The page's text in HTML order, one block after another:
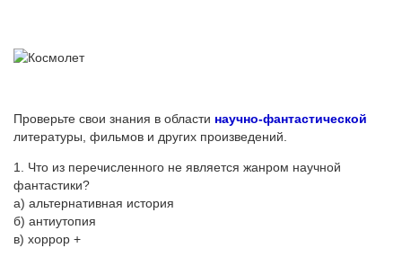
Проверьте свои знания в области научно-фантастической
литературы, фильмов и других произведений.
1. Что из перечисленного не является жанром научной
фантастики?
а) альтернативная история
б) антиутопия
в) хоррор +